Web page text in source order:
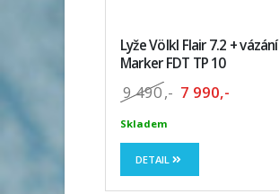
Lyže Völkl Flair 7.2 + vázání
Marker FDT TP 10
9 490,- 7 990,-
Skladem
DETAIL